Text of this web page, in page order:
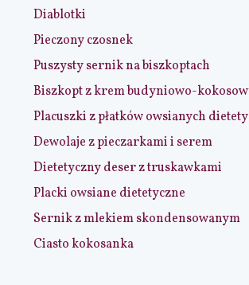
Diablotki
Pieczony czosnek
Puszysty sernik na biszkoptach
Biszkopt z krem budyniowo-
Placuszki z płatków owsianych
Dewolaje z pieczarkami i serem
Dietetyczny deser z truskawkami
Placki owsiane dietetyczne
Sernik z mlekiem skondensowanym
Ciasto kokosanka